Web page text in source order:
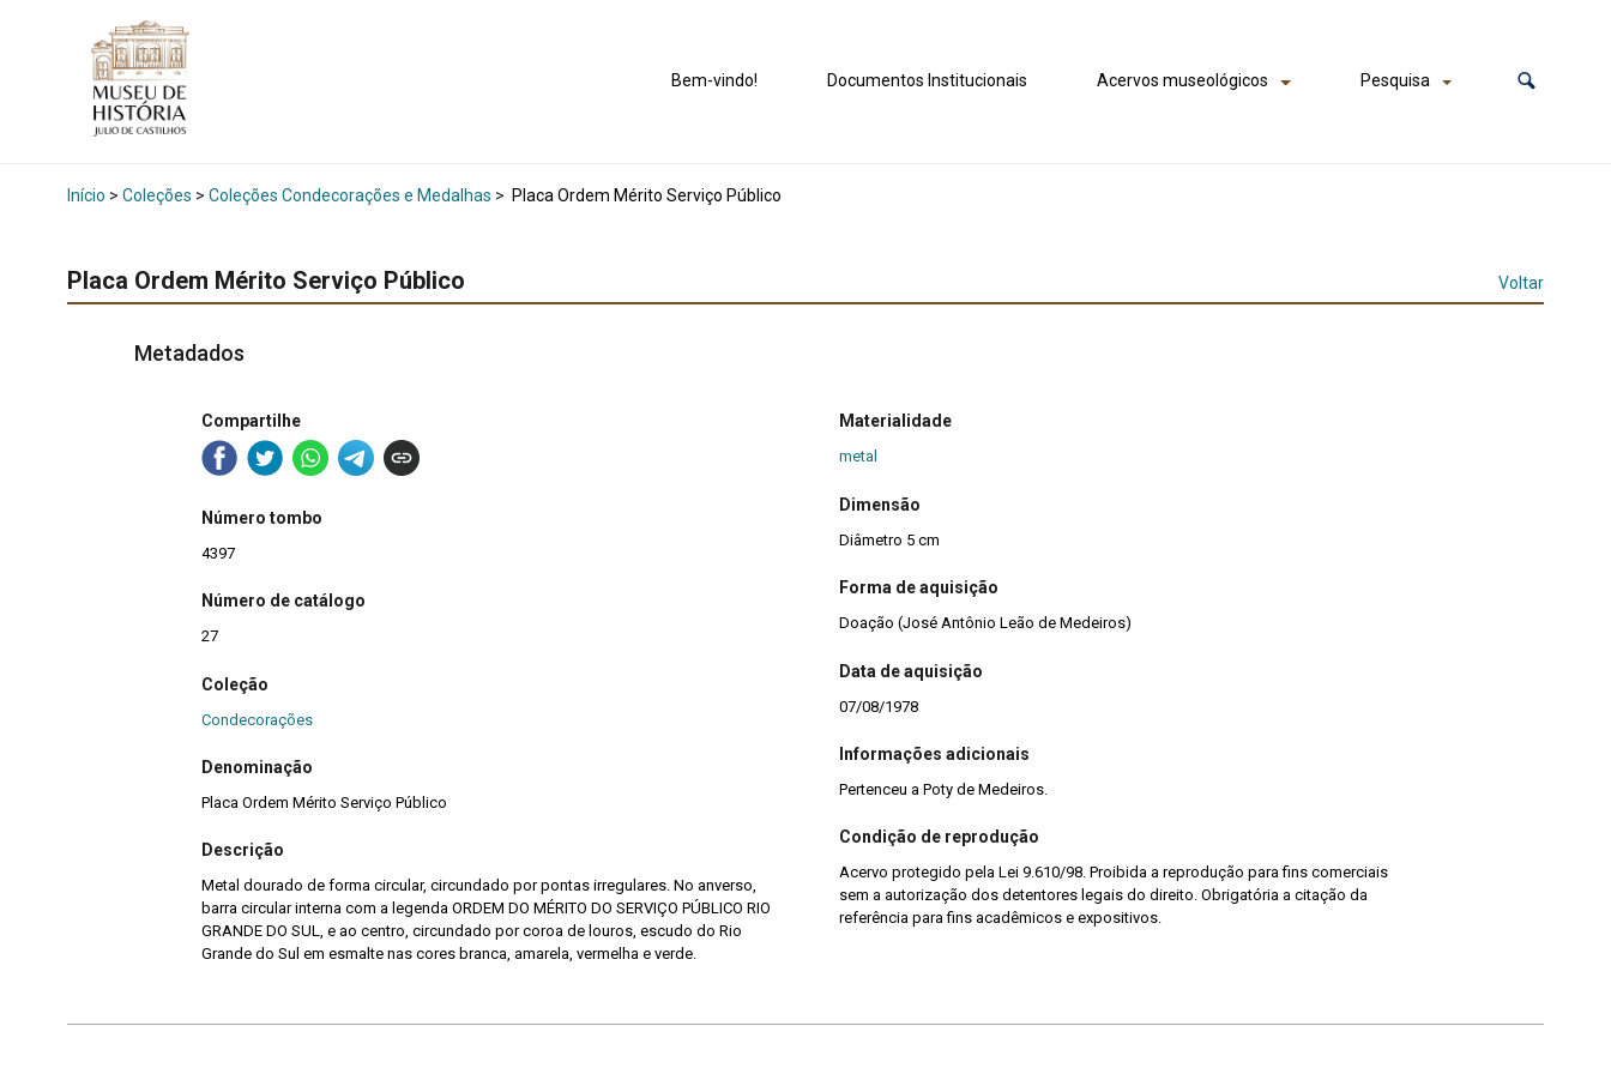
Bem-vindo! Documentos Institucionais Acervos museológicos Pesquisa
Início > Coleções > Coleções Condecorações e Medalhas > Placa Ordem Mérito Serviço Público
Placa Ordem Mérito Serviço Público Voltar
Metadados
Compartilhe
Número tombo
4397
Número de catálogo
27
Coleção
Condecorações
Denominação
Placa Ordem Mérito Serviço Público
Descrição
Metal dourado de forma circular, circundado por pontas irregulares. No anverso,
barra circular interna com a legenda ORDEM DO MÉRITO DO SERVIÇO PÚBLICO RIO
GRANDE DO SUL, e ao centro, circundado por coroa de louros, escudo do Rio
Grande do Sul em esmalte nas cores branca, amarela, vermelha e verde.
Materialidade
metal
Dimensão
Diâmetro 5 cm
Forma de aquisição
Doação (José Antônio Leão de Medeiros)
Data de aquisição
07/08/1978
Informações adicionais
Pertenceu a Poty de Medeiros.
Condição de reprodução
Acervo protegido pela Lei 9.610/98. Proibida a reprodução para fins comerciais
sem a autorização dos detentores legais do direito. Obrigatória a citação da
referência para fins acadêmicos e expositivos.